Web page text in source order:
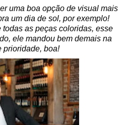
uma boa opção de visual mais
um dia de sol, por exemplo!
as peças coloridas, esse
ele mandou bem demais na
prioridade, boa!